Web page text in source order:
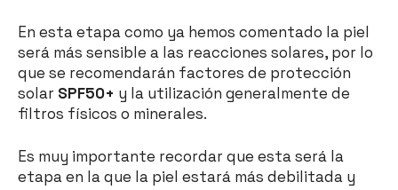
En esta etapa como ya hemos comentado la piel
será más sensible a las reacciones solares, por lo
que se recomendarán factores de protección
solar SPF50+ y la utilización generalmente de
filtros físicos o minerales.
Es muy importante recordar que esta será la
etapa en la que la piel estará más debilitada y